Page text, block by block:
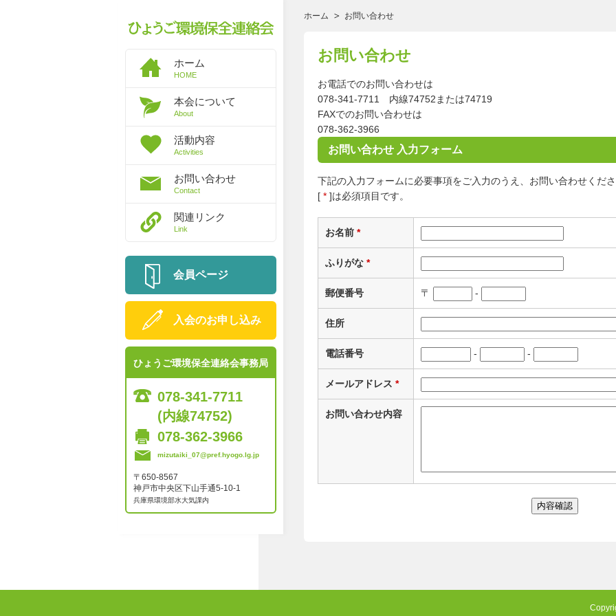
ホーム
HOME
本会について
About
活動内容
Activities
お問い合わせ
Contact
関連リンク
Link
会員ページ
入会のお申し込み
ひょうご環境保全連絡会事務局
078-341-7711
(内線74752)
078-362-3966
mizutaiki_07@pref.hyogo.lg.jp
〒650-8567
神戸市中央区下山手通5-10-1
兵庫県環境部水大気課内
ホーム お問い合わせ
お問い合わせ
お電話でのお問い合わせは
078-341-7711 内線74752または74719
FAXでのお問い合わせは
078-362-3966
お問い合わせ 入力フォーム
下記の入力フォームに必要事項をご入力のうえ、お問い合わせくだ
[ * ]は必須項目です。
お名前 *
ふりがな *
郵便番号 〒 -
住所
電話番号 - -
メールアドレス *
お問い合わせ内容